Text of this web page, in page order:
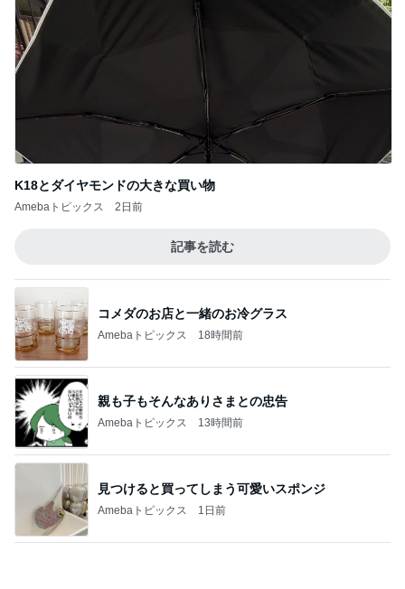
K18とダイヤモンドの大きな買い物
Amebaトピックス 2日前
記事を読む
コメダのお店と一緒のお冷グラス
Amebaトピックス 18時間前
親も子もそんなありさまとの忠告
Amebaトピックス 13時間前
見つけると買ってしまう可愛いスポンジ
Amebaトピックス 1日前